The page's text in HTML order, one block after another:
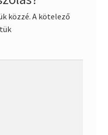
közzé. A kötelező